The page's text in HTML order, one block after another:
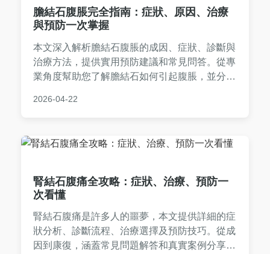
膽結石腹脹完全指南：症狀、原因、治療
與預防一次掌握
本文深入解析膽結石腹脹的成因、症狀、診斷與
治療方法，提供實用預防建議和常見問答。從專
業角度幫助您了解膽結石如何引起腹脹，並分享
題。內容涵蓋飲食調整、就醫選擇等實用資訊，
2026-04-22
腎結石腹痛全攻略：症狀、治療、預防一
次看懂
腎結石腹痛是許多人的噩夢，本文提供詳細的症
狀分析、診斷流程、治療選擇及預防技巧。從成
因到康復，涵蓋常見問題解答和真實案例分享，